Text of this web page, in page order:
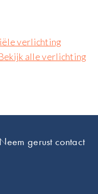
verlichting
alle verlichting
gerust contact